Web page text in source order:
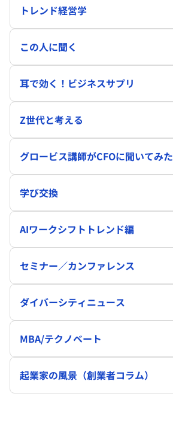
トレンド経営学
この人に聞く
耳で効く！ビジネスサプリ
Z世代と考える
グロービス講師がCFOに聞いてみた
学び交換
AIワークシフトトレンド編
セミナー／カンファレンス
ダイバーシティニュース
MBA/テクノベート
起業家の風景（創業者コラム）